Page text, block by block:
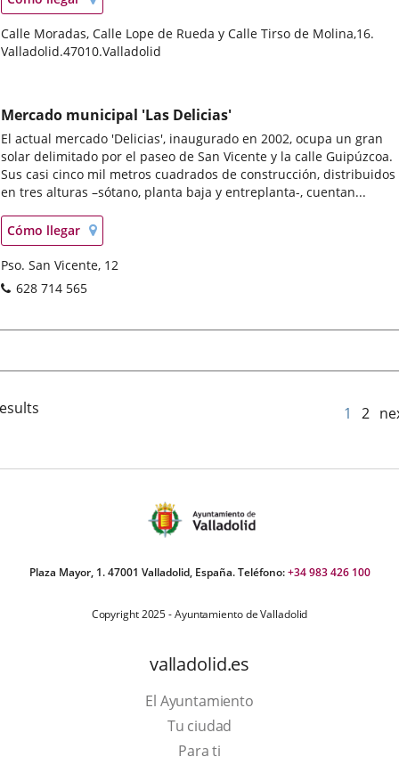
mapa
a
una
aplicación
Postal
address
Calle Moradas, Calle Lope de Rueda y Calle Tirso de Molina,16.
Valladolid.47010.Valladolid
Mercado municipal 'Las Delicias'
El actual mercado 'Delicias', inaugurado en 2002, ocupa un gran
solar delimitado por el paseo de San Vicente y la calle Guipúzcoa.
Sus casi cinco mil metros cuadrados de construcción, distribuidos
en tres alturas –sótano, planta baja y entreplanta-, cuentan...
Localización
en
mapa
Cómo llegar Enlace
a
una
aplicación
Postal
address
Pso. San Vicente, 12
Phones
628 714 565
1 2
Plaza Mayor, 1. 47001 Valladolid, España. Teléfono:+34 983 426 100
Copyright 2025 - Ayuntamiento de Valladolid
valladolid.es
El Ayuntamiento
Tu ciudad
Para ti